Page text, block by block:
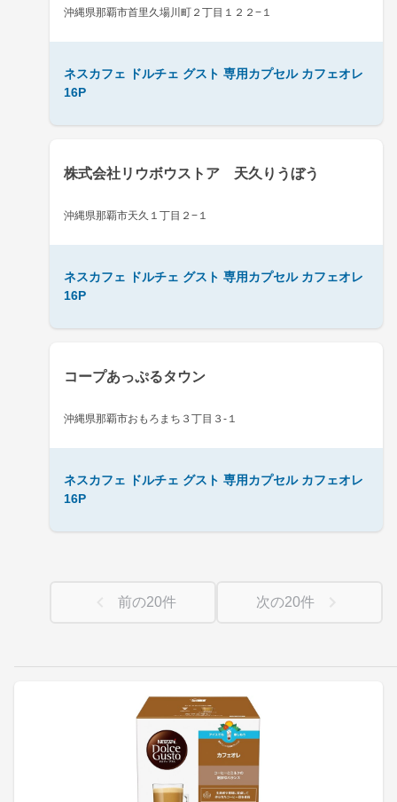
沖縄県那覇市首里久場川町２丁目１２２−１
ネスカフェ ドルチェ グスト 専用カプセル カフェオレ
16P
株式会社リウボウストア 天久りうぼう
沖縄県那覇市天久１丁目２−１
ネスカフェ ドルチェ グスト 専用カプセル カフェオレ
16P
コープあっぷるタウン
沖縄県那覇市おもろまち３丁目３-１
ネスカフェ ドルチェ グスト 専用カプセル カフェオレ
16P
前の20件 次の20件